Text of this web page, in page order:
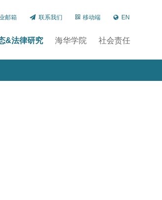
邮箱 联系我们 移动端 EN
&法律研究 海华学院 社会责任